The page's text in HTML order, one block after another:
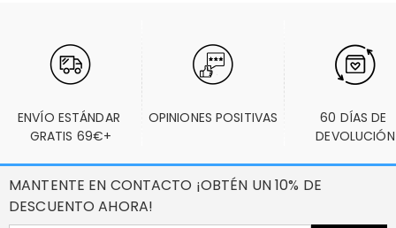
ENVÍO ESTÁNDAR
GRATIS 69€+
OPINIONES POSITIVAS
60 DÍAS DE
DEVOLUCIÓN
MANTENTE EN CONTACTO ¡OBTÉN UN 10% DE
DESCUENTO AHORA!